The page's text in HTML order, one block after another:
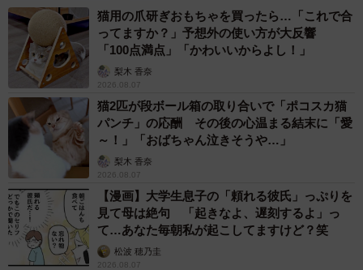
思っていただけるかな!?」という気持ちで、何度も撮り直
します。
――今回の野に咲く「青い彼岸花」や、崖にそびえ立つ
「クリームソーダ」など美しい自然が背景となっているこ
とが多い岡本さんの作品。撮影するロケーションへのこだ
わりなどはあるのでしょうか。
猫用の爪研ぎおもちゃを買ったら…「これで合
ってますか？」予想外の使い方が大反響
「100点満点」「かわいいからよし！」
梨木 香奈
2026.08.07
猫2匹が段ボール箱の取り合いで「ポコスカ猫
パンチ」の応酬 その後の心温まる結末に「愛
～！」「おばちゃん泣きそうや…」
梨木 香奈
2026.08.07
【漫画】大学生息子の「頼れる彼氏」っぷりを
見て母は絶句 「起きなよ、遅刻するよ」っ
て…あなた毎朝私が起こしてますけど？笑
松波 穂乃圭
2026.08.07